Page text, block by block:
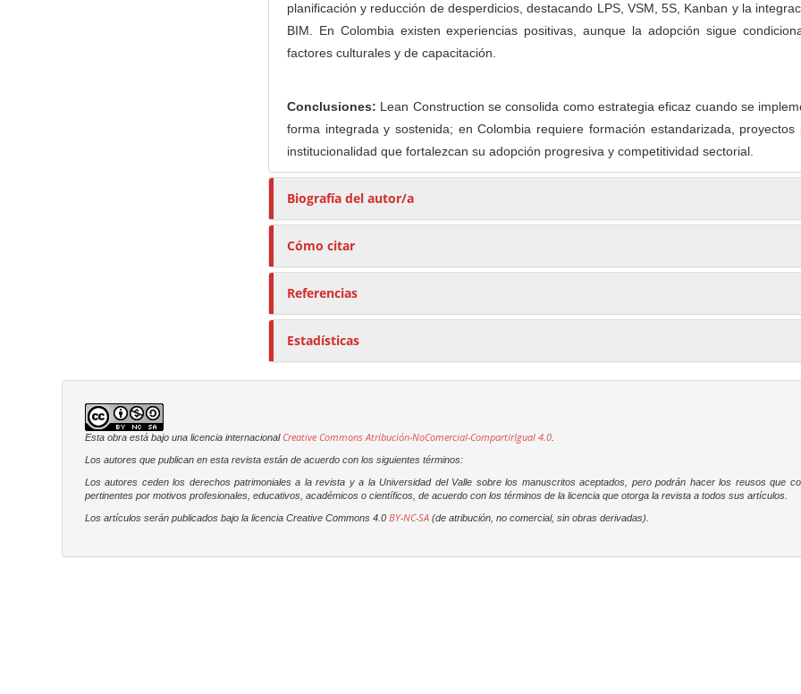
planificación y reducción de desperdicios, destacando LPS, VSM, 5S, Kanban y la
BIM. En Colombia existen experiencias positivas, aunque la adopción sigue
factores culturales y de capacitación.
Conclusiones: Lean Construction se consolida como estrategia eficaz cuando se
forma integrada y sostenida; en Colombia requiere formación estandarizada, proyectos
institucionalidad que fortalezcan su adopción progresiva y competitividad sectorial.
Biografía del autor/a
Cómo citar
Referencias
Estadísticas
Esta obra está bajo una licencia internacional Creative Commons Atribución-NoComercial-CompartirIgual 4.0.
Los autores que publican en esta revista están de acuerdo con los siguientes términos:
Los autores ceden los derechos patrimoniales a la revista y a la Universidad del Valle sobre los manuscritos aceptados, pero podrán hacer los reusos que
pertinentes por motivos profesionales, educativos, académicos o científicos, de acuerdo con los términos de la licencia que otorga la revista a todos sus artículos.
Los artículos serán publicados bajo la licencia Creative Commons 4.0BY-NC-SA(de atribución, no comercial, sin obras derivadas).